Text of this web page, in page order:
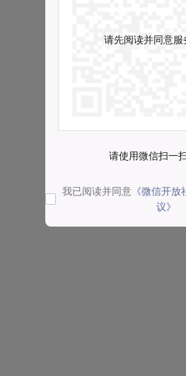
请先阅读并同意服
请使用微信扫一
我已阅读并同意 《微信开
议》